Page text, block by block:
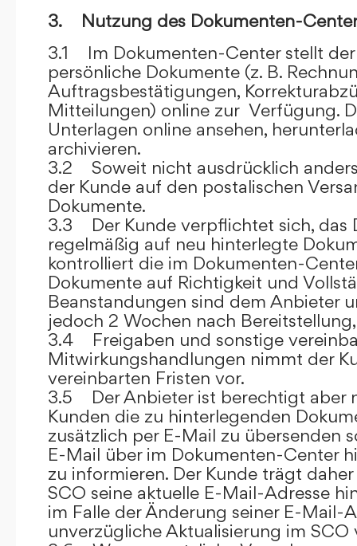
3. Nutzung des Dokumenten-
3.1 Im Dokumenten-Center stellt
persönliche Dokumente (z. B.
Auftragsbestätigungen,
Mitteilungen) online zur Verfügung.
Unterlagen online ansehen,
archivieren.
3.2 Soweit nicht ausdrücklich
der Kunde auf den postalischen
Dokumente.
3.3 Der Kunde verpflichtet sich, das
regelmäßig auf neu hinterlegte
kontrolliert die im Dokumenten-
Dokumente auf Richtigkeit und
Beanstandungen sind dem Anbieter
jedoch 2 Wochen nach
3.4 Freigaben und sonstige
Mitwirkungshandlungen nimmt der
vereinbarten Fristen vor.
3.5 Der Anbieter ist berechtigt aber
Kunden die zu hinterlegenden
zusätzlich per E-Mail zu übersenden
E-Mail über im Dokumenten-Center
zu informieren. Der Kunde trägt
SCO seine aktuelle E-Mail-Adresse
im Falle der Änderung seiner E-Mail-
unverzügliche Aktualisierung im SCO